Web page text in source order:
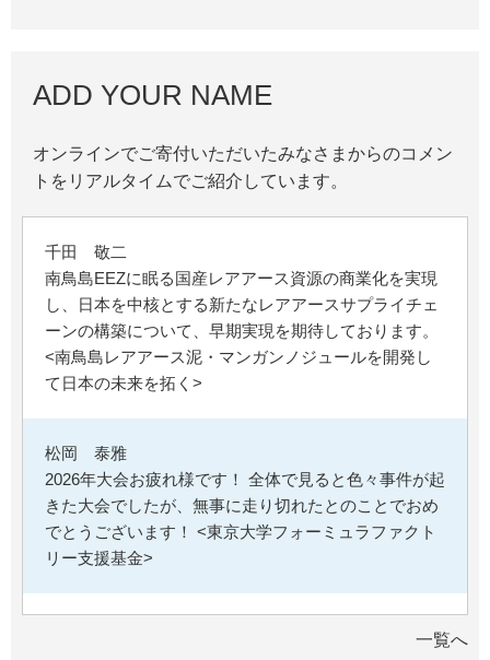
ADD YOUR NAME
オンラインでご寄付いただいたみなさまからのコメン
トをリアルタイムでご紹介しています。
千田 敬二
南鳥島EEZに眠る国産レアアース資源の商業化を実現
し、日本を中核とする新たなレアアースサプライチェ
ーンの構築について、早期実現を期待しております。
<南鳥島レアアース泥・マンガンノジュールを開発し
て日本の未来を拓く>
松岡 泰雅
2026年大会お疲れ様です！ 全体で見ると色々事件が起
きた大会でしたが、無事に走り切れたとのことでおめ
でとうございます！ <東京大学フォーミュラファクト
リー支援基金>
一覧へ